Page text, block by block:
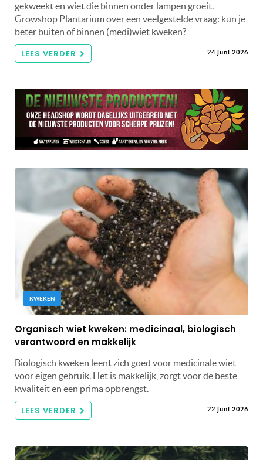
gekweekt en wiet die binnen onder lampen groeit.
Growshop Plantarium over een veelgestelde vraag: kun je
beter buiten of binnen (medi)wiet kweken?
LEES VERDER 24 juni 2026
KWEKEN
Organisch wiet kweken: medicinaal, biologisch
verantwoord en makkelijk
Biologisch kweken leent zich goed voor medicinale wiet
voor eigen gebruik. Het is makkelijk, zorgt voor de beste
kwaliteit en een prima opbrengst.
LEES VERDER 22 juni 2026